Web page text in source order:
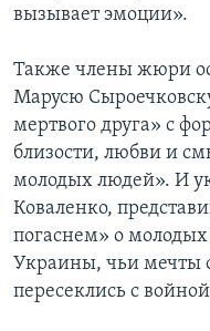
вызывает эмоции».
Также члены жюри
Марусю
мертвого друга» с
близости, любви и
молодых людей». И
Коваленко,
погаснем» о
Украины, чьи мечты
пересеклись с